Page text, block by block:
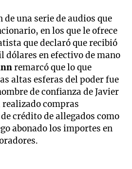
una serie de audios que
en los que le ofrece
que declaró que recibió
dólares en efectivo de mano
remarcó que lo que
altas esferas del poder fue
de confianza de Javier
compras
crédito de allegados como
abonado los importes en